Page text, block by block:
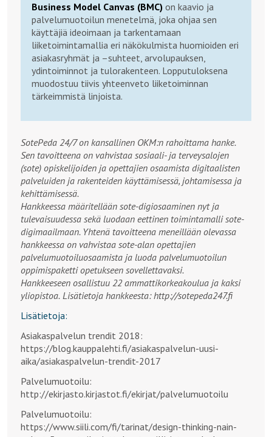
Business Model Canvas (BMC) on kaavio ja
palvelumuotoilun menetelmä, joka ohjaa sen
käyttäjiä ideoimaan ja tarkentamaan
liiketoimintamallia eri näkökulmista huomioiden eri
asiakasryhmät ja –suhteet, arvolupauksen,
ydintoiminnot ja tulorakenteen. Lopputuloksena
muodostuu tiivis yhteenveto liiketoiminnan
tärkeimmistä linjoista.
SotePeda 24/7 on kansallinen OKM:n rahoittama hanke.
Sen tavoitteena on vahvistaa sosiaali- ja terveysalojen
(sote) opiskelijoiden ja opettajien osaamista digitaalisten
palveluiden ja rakenteiden käyttämisessä, johtamisessa ja
kehittämisessä.
Hankkeessa määritellään sote-digiosaaminen nyt ja
tulevaisuudessa sekä luodaan eettinen toimintamalli sote-
digimaailmaan. Yhtenä tavoitteena meneillään olevassa
hankkeessa on vahvistaa sote-alan opettajien
palvelumuotoiluosaamista ja luoda palvelumuotoilun
oppimispaketti opetukseen sovellettavaksi.
Hankkeeseen osallistuu 22 ammattikorkeakoulua ja kaksi
yliopistoa. Lisätietoja hankkeesta: http://sotepeda247.fi
Lisätietoja:
Asiakaspalvelun trendit 2018:
https://blog.kauppalehti.fi/asiakaspalvelun-uusi-
aika/asiakaspalvelun-trendit-2017
Palvelumuotoilu:
http://ekirjasto.kirjastot.fi/ekirjat/palvelumuotoilu
Palvelumuotoilu:
https://www.siili.com/fi/tarinat/design-thinking-nain-